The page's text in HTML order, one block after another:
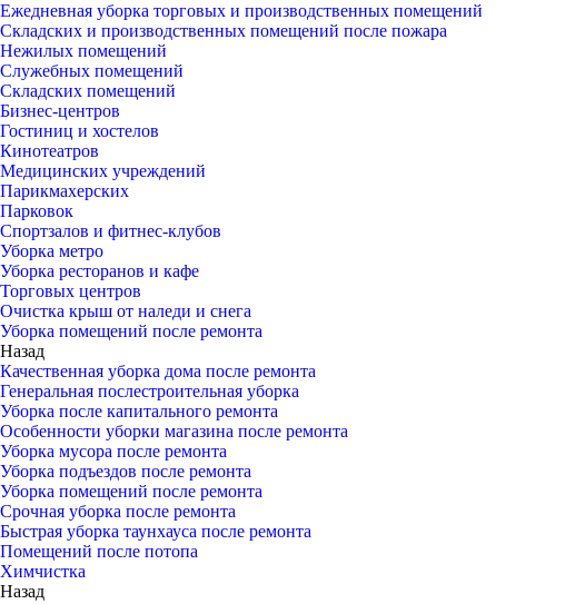
Ежедневная уборка торговых и производственных помещений
Складских и производственных помещений после пожара
Нежилых помещений
Служебных помещений
Складских помещений
Бизнес-центров
Гостиниц и хостелов
Кинотеатров
Медицинских учреждений
Парикмахерских
Парковок
Спортзалов и фитнес-клубов
Уборка метро
Уборка ресторанов и кафе
Торговых центров
Очистка крыш от наледи и снега
Уборка помещений после ремонта
Назад
Качественная уборка дома после ремонта
Генеральная послестроительная уборка
Уборка после капитального ремонта
Особенности уборки магазина после ремонта
Уборка мусора после ремонта
Уборка подъездов после ремонта
Уборка помещений после ремонта
Срочная уборка после ремонта
Быстрая уборка таунхауса после ремонта
Помещений после потопа
Химчистка
Назад